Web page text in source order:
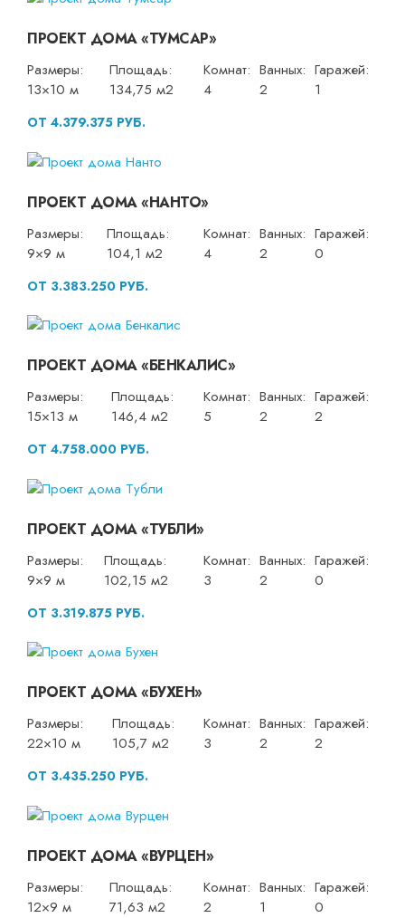
ПРОЕКТ ДОМА «ТУМСАР»
Размеры:
13×10 м
Площадь:
134,75 м2
Комнат:
4
Ванных:
2
Гаражей:
1
ОТ 4.379.375 РУБ.
ПРОЕКТ ДОМА «НАНТО»
Размеры:
9×9 м
Площадь:
104,1 м2
Комнат:
4
Ванных:
2
Гаражей:
0
ОТ 3.383.250 РУБ.
ПРОЕКТ ДОМА «БЕНКАЛИС»
Размеры:
15×13 м
Площадь:
146,4 м2
Комнат:
5
Ванных:
2
Гаражей:
2
ОТ 4.758.000 РУБ.
ПРОЕКТ ДОМА «ТУБЛИ»
Размеры:
9×9 м
Площадь:
102,15 м2
Комнат:
3
Ванных:
2
Гаражей:
0
ОТ 3.319.875 РУБ.
ПРОЕКТ ДОМА «БУХЕН»
Размеры:
22×10 м
Площадь:
105,7 м2
Комнат:
3
Ванных:
2
Гаражей:
2
ОТ 3.435.250 РУБ.
ПРОЕКТ ДОМА «ВУРЦЕН»
Размеры:
12×9 м
Площадь:
71,63 м2
Комнат:
2
Ванных:
1
Гаражей:
0